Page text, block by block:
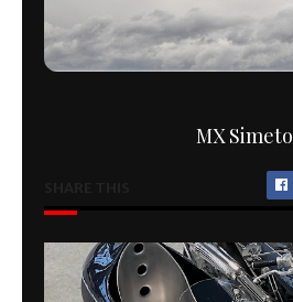
MX Simeto